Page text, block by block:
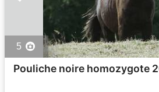
5
Pouliche noire homozygote